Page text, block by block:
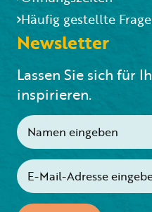
Häufig gestellte
Newsletter
Lassen Sie sich für
inspirieren.